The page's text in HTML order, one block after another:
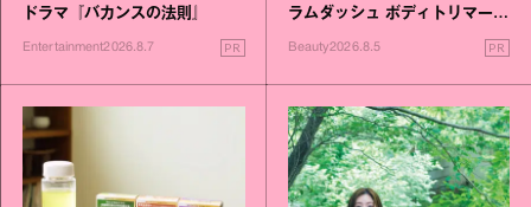
ドラマ『バカンスの法則』
Entertainment2026.8.7 PR
ラムダッシュ ボディトリマーが
Beauty2026.8.5 PR